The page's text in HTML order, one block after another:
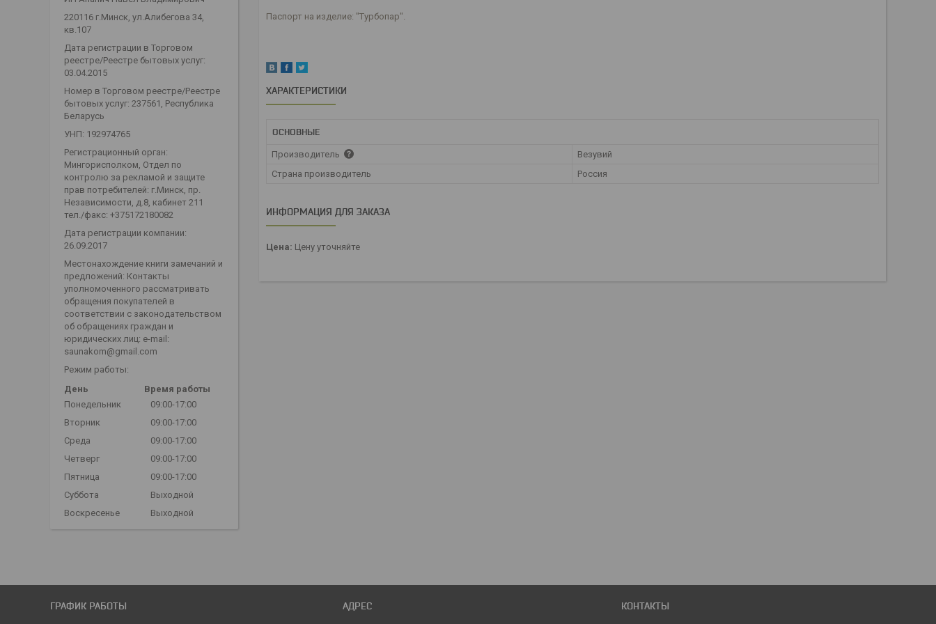
Паспорт на изделие: "Турбопар".
ХАРАКТЕРИСТИКИ
ОСНОВНЫЕ
Производитель
Везувий
Страна производитель
Россия
ИНФОРМАЦИЯ ДЛЯ ЗАКАЗА
Цена: Цену уточняйте
220116 г.Минск, ул.Алибегова 34,
кв.107
Дата регистрации в Торговом
реестре/Реестре бытовых услуг:
03.04.2015
Номер в Торговом реестре/Реестре
бытовых услуг: 237561, Республика
Беларусь
УНП: 192974765
Регистрационный орган:
Мингорисполком, Отдел по
контролю за рекламой и защите
прав потребителей: г.Минск, пр.
Независимости, д.8, кабинет 211
тел./факс: +375172180082
Дата регистрации компании:
26.09.2017
Местонахождение книги замечаний и
предложений: Контакты
уполномоченного рассматривать
обращения покупателей в
соответствии с законодательством
об обращениях граждан и
юридических лиц: e-mail:
saunakom@gmail.com
Режим работы:
День
Время работы
Понедельник
09:00-17:00
Вторник
09:00-17:00
Среда
09:00-17:00
Четверг
09:00-17:00
Пятница
09:00-17:00
Суббота
Выходной
Воскресенье
Выходной
ГРАФИК РАБОТЫ